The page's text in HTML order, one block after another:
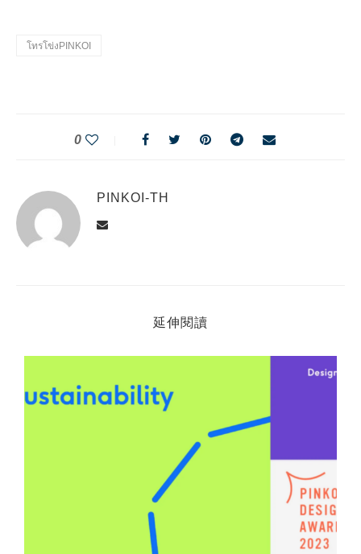
โทรโข่งPINKOI
0
PINKOI-TH
延伸閱讀